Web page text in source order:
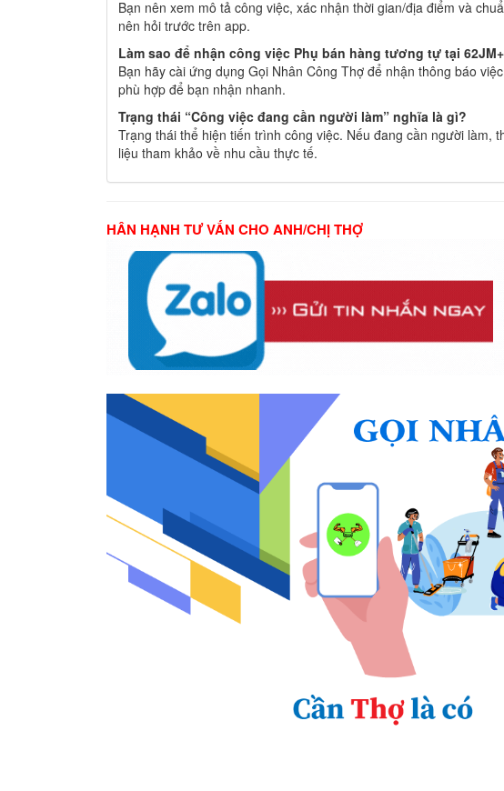
Bạn nên xem mô tả công việc, xác nhận thời gian/địa điểm và
nên hỏi trước trên app.
Làm sao để nhận công việc Phụ bán hàng tương tự tại
Bạn hãy cài ứng dụng Gọi Nhân Công Thợ để nhận thông báo
phù hợp để bạn nhận nhanh.
Trạng thái “Công việc đang cần người làm” nghĩa là gì?
Trạng thái thể hiện tiến trình công việc. Nếu đang cần người làm,
liệu tham khảo về nhu cầu thực tế.
HÂN HẠNH TƯ VẤN CHO ANH/CHỊ THỢ